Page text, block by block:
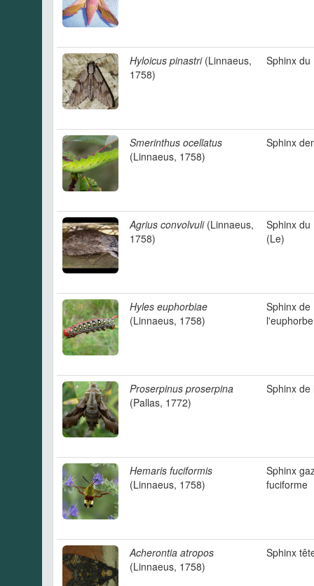
Hyloicus pinastri(Linnaeus,
1758)
Sphinx du
Smerinthus ocellatus
(Linnaeus, 1758)
Sphinx
Agrius convolvuli(Linnaeus,
1758)
Sphinx du
(Le)
Hyles euphorbiae
(Linnaeus, 1758)
Sphinx de
l'euphorbe
Proserpinus proserpina
(Pallas, 1772)
Sphinx de
Hemaris fuciformis
(Linnaeus, 1758)
Sphinx
fuciforme
Acherontia atropos
(Linnaeus, 1758)
Sphinx